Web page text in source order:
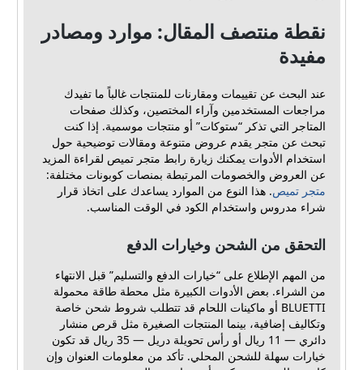
نقطة منتصف المقال: موارد ومصادر
مفيدة
عند البحث عن تقييمات ومقارنات للمنتجات غالباً ما تفيدك
مراجعات المستخدمين وآراء المختصين، وكذلك صفحات
المتاجر التي تذكر “ستوكات” أو منتجات موسمية. إذا كنت
تبحث عن متجر يقدم عروض متنوعة ومقالات توضيحية حول
استخدام الأدوات يمكنك زيارة رابط متجر تميص لقراءة المزيد
عن العروض والخصومات المرتبطة بمنصات كوبونات مختلفة:
متجر تميص . هذا النوع من الموارد يساعدك على اتخاذ قرار
شراء مدروس واستخدام الكود في الوقت المناسب.
التحقق من الشحن وخيارات الدفع
من المهم الإطلاع على “خيارات الدفع والتسليم” قبل الانتهاء
من الشراء. بعض الأدوات الكبيرة مثل محطة طاقة محمولة
BLUETTI أو ماكينات اللحام قد تتطلب شروط شحن خاصة
وتكاليف إضافية، بينما المنتجات الصغيرة مثل قرص منشار
دائري — 11 ريال أو رأس تحويلة دريل — 35 ريال قد تكون
خيارات سهلة للشحن المحلي. تأكد من معلومات العنوان وإن